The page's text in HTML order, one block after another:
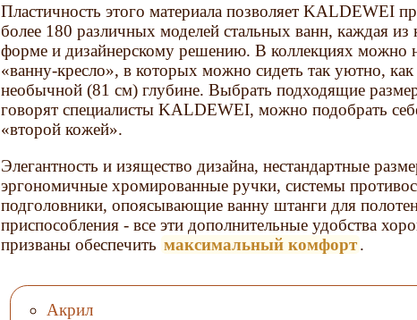
Пластичность этого материала позволяет KALDEWEI
более 180 различных моделей стальных ванн, каждая из
форме и дизайнерскому решению. В коллекциях можно
«ванну-кресло», в которых можно сидеть так уютно, как
необычной (81 см) глубине. Выбрать подходящие
говорят специалисты KALDEWEI, можно подобрать
«второй кожей».
Элегантность и изящество дизайна, нестандартные
эргономичные хромированные ручки, системы
подголовники, опоясывающие ванну штанги для
приспособления - все эти дополнительные удобства
призваны обеспечить максимальный комфорт.
Акрил